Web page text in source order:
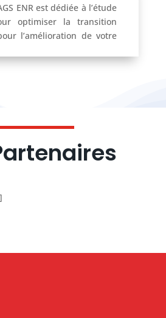
ENR est dédiée à l’étude
optimiser la transition
l’amélioration de votre